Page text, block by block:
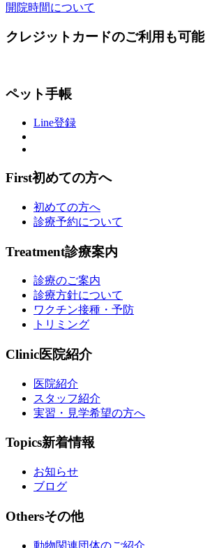
開院時間について
クレジットカードのご利用も可能
ペット手帳
Line登録
First初めての方へ
初めての方へ
診療予約について
Treatment診療案内
診療のご案内
診療方針について
ワクチン接種・予防
トリミング
Clinic医院紹介
医院紹介
スタッフ紹介
実習・見学希望の方へ
Topics新着情報
お知らせ
ブログ
Othersその他
動物関連団体のご紹介